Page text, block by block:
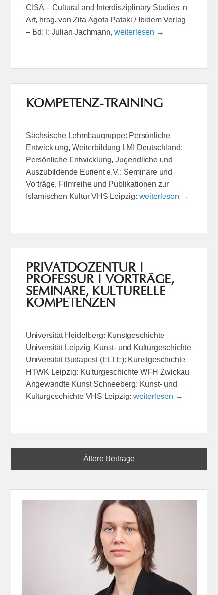
CISA – Cultural and Interdisziplinary Studies in
Art, hrsg. von Zita Ágota Pataki / Ibidem Verlag
– Bd: I: Julian Jachmann,weiterlesen →
KOMPETENZ-TRAINING
Sächsische Lehmbaugruppe: Persönliche
Entwicklung, Weiterbildung LMI Deutschland:
Persönliche Entwicklung, Jugendliche und
Auszubildende Eurient e.V.: Seminare und
Vorträge, Filmreihe und Publikationen zur
Islamischen Kultur VHS Leipzig:weiterlesen →
PRIVATDOZENTUR |
PROFESSUR | VORTRÄGE,
SEMINARE, KULTURELLE
KOMPETENZEN
Universität Heidelberg: Kunstgeschichte
Universität Leipzig: Kunst- und Kulturgeschichte
Universität Budapest (ELTE): Kunstgeschichte
HTWK Leipzig: Kulturgeschichte WFH Zwickau
Angewandte Kunst Schneeberg: Kunst- und
Kulturgeschichte VHS Leipzig:weiterlesen →
Ältere Beiträge